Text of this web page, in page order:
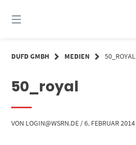
zum
Inhalt
DUFD GMBH MEDIEN 50_ROYAL
50_royal
VON LOGIN@WSRN.DE /6. FEBRUAR 2014